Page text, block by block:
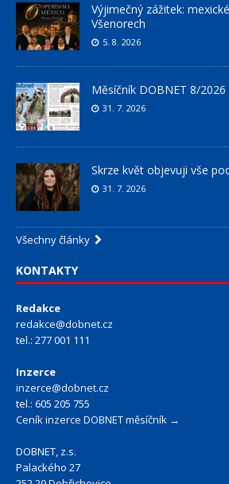
Výjimečný zážitek:
Všenorech
5. 8. 2026
Měsíčník DOBNET 8/2026
31. 7. 2026
Skrze květ objevuji vše
31. 7. 2026
Všechny články
KONTAKTY
Redakce
redakce@dobnet.cz
tel.: 277 001 111
Inzerce
inzerce@dobnet.cz
tel.: 605 205 755
Ceník inzerce DOBNET měsíčník →
DOBNET, z.s.
Palackého 27